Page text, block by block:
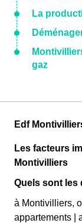
La
gaz
Edf
Les facteurs
Montivilliers
Quels sont les
à Montivilliers,
appartements |